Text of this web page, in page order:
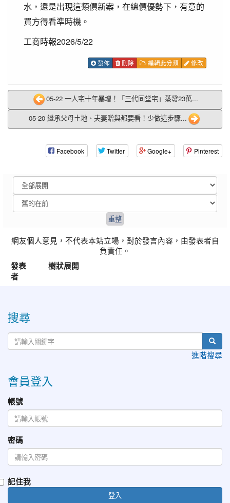
水，還是出現這類價新案，在總價優勢下，有意的
買方得看準時機。
工商時報2026/5/22
發佈 刪除 編輯此分類 修改
05-22 一人宅十年暴增！「三代同堂宅」蒸發23萬...
05-20 繼承父母土地、夫妻贈與都要看！少做這步驟...
Facebook Twitter Google+ Pinterest
網友個人意見，不代表本站立場，對於發言內容，由發表者自
負責任。
發表
者
樹狀展開
搜尋
進階搜尋
會員登入
帳號
密碼
記住我
登入